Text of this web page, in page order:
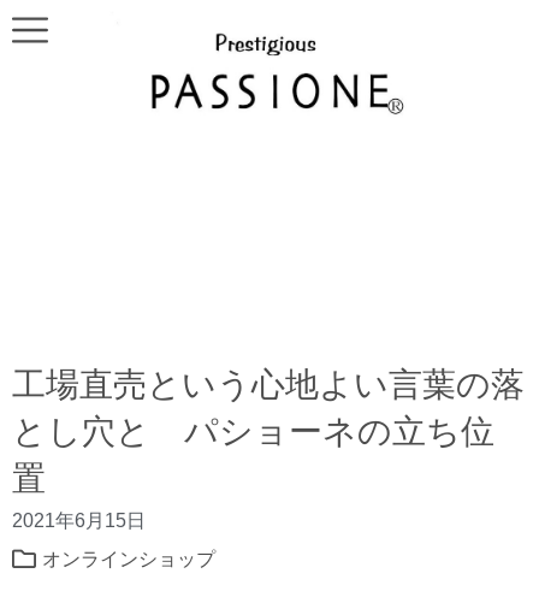
工場直売という心地よい言葉の落
とし穴と パショーネの立ち位
置
2021年6月15日
オンラインショップ